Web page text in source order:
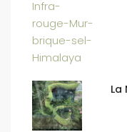
La